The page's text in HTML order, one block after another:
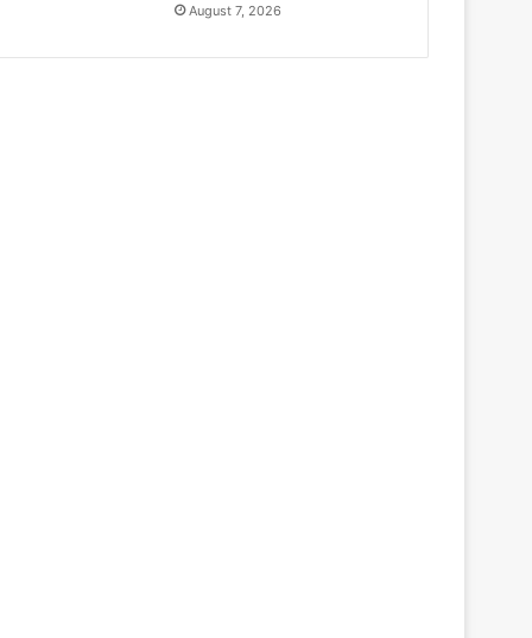
August 7, 2026